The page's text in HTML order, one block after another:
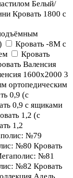
Белый/
Кровать 1800 с
Кровать -8М с
Кровать
Валенсия
1600х2000 3
ортопедическим
0,9 (с
0,9 с ящиками
1,2 (с
1,2
№79
№80 Кровать
№81
№82 Кровать